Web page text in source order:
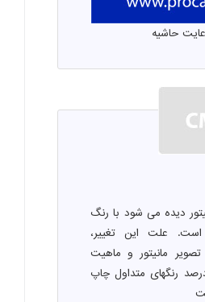
حاشیه
دیده می شود با رنگ
علت این تغییر،
مانیتور و ماهیت
رنگهای متداول چاپ